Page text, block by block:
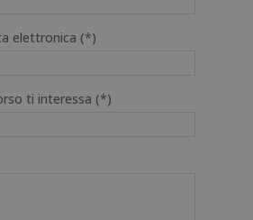
elettronica (*)
ti interessa (*)